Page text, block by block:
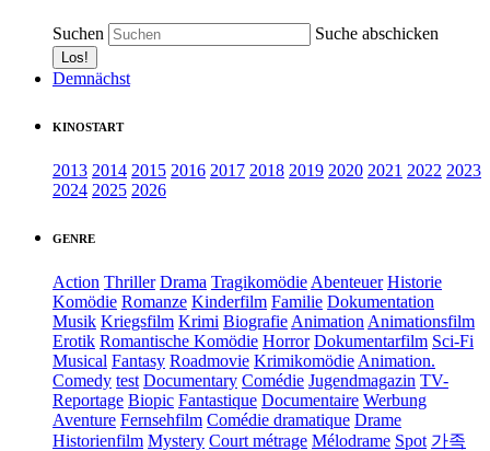
Suchen Suche abschicken
Demnächst
KINOSTART
2013 2014 2015 2016 2017 2018 2019 2020 2021 2022 2023
2024 2025 2026
GENRE
Action Thriller Drama Tragikomödie Abenteuer Historie
Komödie Romanze Kinderfilm Familie Dokumentation
Musik Kriegsfilm Krimi Biografie Animation Animationsfilm
Erotik Romantische Komödie Horror Dokumentarfilm Sci-Fi
Musical Fantasy Roadmovie Krimikomödie Animation.
Comedy test Documentary Comédie Jugendmagazin TV-
Reportage Biopic Fantastique Documentaire Werbung
Aventure Fernsehfilm Comédie dramatique Drame
Historienfilm Mystery Court métrage Mélodrame Spot 가족